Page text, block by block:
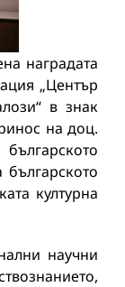
наградата
„Център
в знак
на доц.
българското
културна
научни